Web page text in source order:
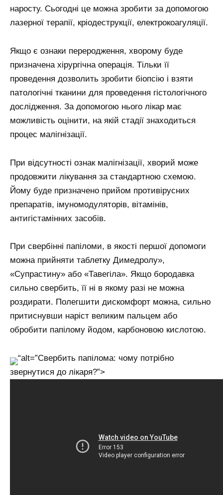
наросту. Сьогодні це можна зробити за допомогою
лазерної терапії, кріодеструкції, електрокоагуляції.
Якщо є ознаки переродження, хворому буде
призначена хірургічна операція. Тільки її
проведення дозволить зробити біопсію і взяти
патологічні тканини для проведення гістологічного
дослідження. За допомогою нього лікар має
можливість оцінити, на якій стадії знаходиться
процес малігнізації.
При відсутності ознак малігнізації, хворий може
продовжити лікування за стандартною схемою.
Йому буде призначено прийом противірусних
препаратів, імуномодуляторів, вітамінів,
антигістамінних засобів.
При свербінні папіломи, в якості першої допомоги
можна прийняти таблетку Димедролу»,
«Супрастину» або «Тавегіла». Якщо бородавка
сильно свербить, її ні в якому разі не можна
роздирати. Полегшити дискомфорт можна, сильно
притиснувши наріст великим пальцем або
обробити папілому йодом, карбоновою кислотою.
“alt=”Свербить папілома: чому потрібно
звернутися до лікаря?”>